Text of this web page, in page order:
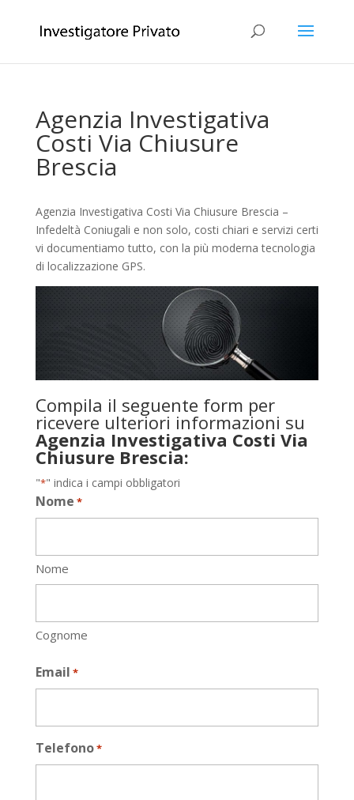
Agenzia Investigativa
Costi Via Chiusure
Brescia
Agenzia Investigativa Costi Via Chiusure Brescia –
Infedeltà Coniugali e non solo, costi chiari e servizi certi
vi documentiamo tutto, con la più moderna tecnologia
di localizzazione GPS.
Compila il seguente form per
ricevere ulteriori informazioni su
Agenzia Investigativa Costi Via
Chiusure Brescia:
"*" indica i campi obbligatori
Nome *
Nome
Cognome
Email *
Telefono*